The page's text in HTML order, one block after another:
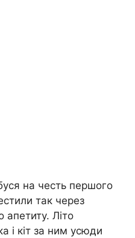
на честь першого
так через
апетиту. Літо
і кіт за ним усюди